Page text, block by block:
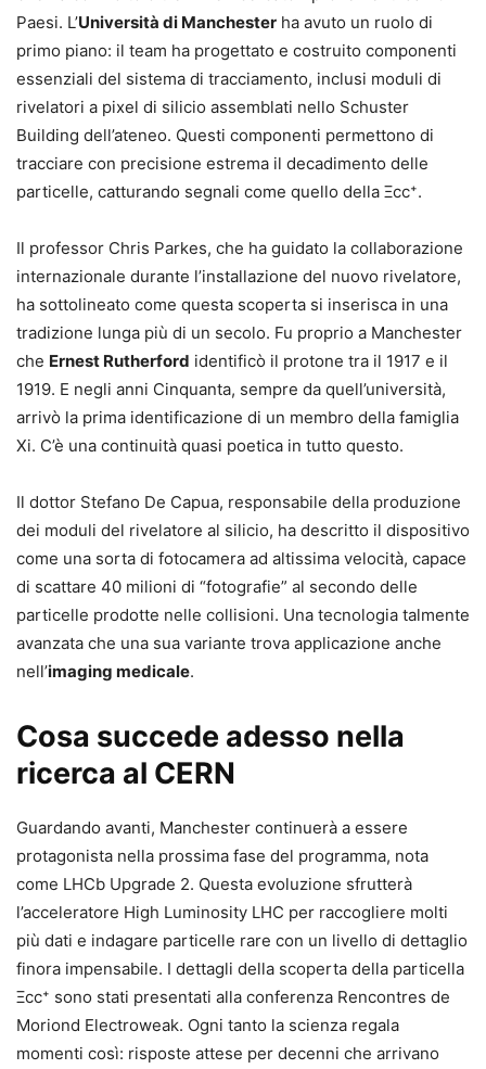
Paesi. L’Università di Manchester ha avuto un ruolo di
primo piano: il team ha progettato e costruito componenti
essenziali del sistema di tracciamento, inclusi moduli di
rivelatori a pixel di silicio assemblati nello Schuster
Building dell’ateneo. Questi componenti permettono di
tracciare con precisione estrema il decadimento delle
particelle, catturando segnali come quello della Ξcc⁺.
Il professor Chris Parkes, che ha guidato la collaborazione
internazionale durante l’installazione del nuovo rivelatore,
ha sottolineato come questa scoperta si inserisca in una
tradizione lunga più di un secolo. Fu proprio a Manchester
che Ernest Rutherford identificò il protone tra il 1917 e il
1919. E negli anni Cinquanta, sempre da quell’università,
arrivò la prima identificazione di un membro della famiglia
Xi. C’è una continuità quasi poetica in tutto questo.
Il dottor Stefano De Capua, responsabile della produzione
dei moduli del rivelatore al silicio, ha descritto il dispositivo
come una sorta di fotocamera ad altissima velocità, capace
di scattare 40 milioni di “fotografie” al secondo delle
particelle prodotte nelle collisioni. Una tecnologia talmente
avanzata che una sua variante trova applicazione anche
nell’imaging medicale.
Cosa succede adesso nella
ricerca al CERN
Guardando avanti, Manchester continuerà a essere
protagonista nella prossima fase del programma, nota
come LHCb Upgrade 2. Questa evoluzione sfrutterà
l’acceleratore High Luminosity LHC per raccogliere molti
più dati e indagare particelle rare con un livello di dettaglio
finora impensabile. I dettagli della scoperta della particella
Ξcc⁺ sono stati presentati alla conferenza Rencontres de
Moriond Electroweak. Ogni tanto la scienza regala
momenti così: risposte attese per decenni che arrivano